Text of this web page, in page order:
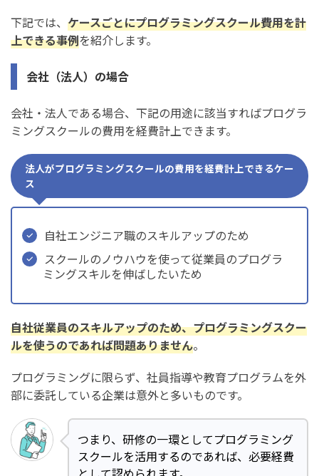
下記では、 ケースごとにプログラミングスクール費用を計
上できる事例を紹介します。
会社（法人）の場合
会社・法人である場合、下記の用途に該当すればプログラ
ミングスクールの費用を経費計上できます。
法人がプログラミングスクールの費用を経費計上できるケー
ス
自社エンジニア職のスキルアップのため
スクールのノウハウを使って従業員のプログラ
ミングスキルを伸ばしたいため
自社従業員のスキルアップのため、プログラミングスクー
ルを使うのであれば問題ありません。
プログラミングに限らず、社員指導や教育プログラムを外
部に委託している企業は意外と多いものです。
つまり、研修の一環としてプログラミング
スクールを活用するのであれば、必要経費